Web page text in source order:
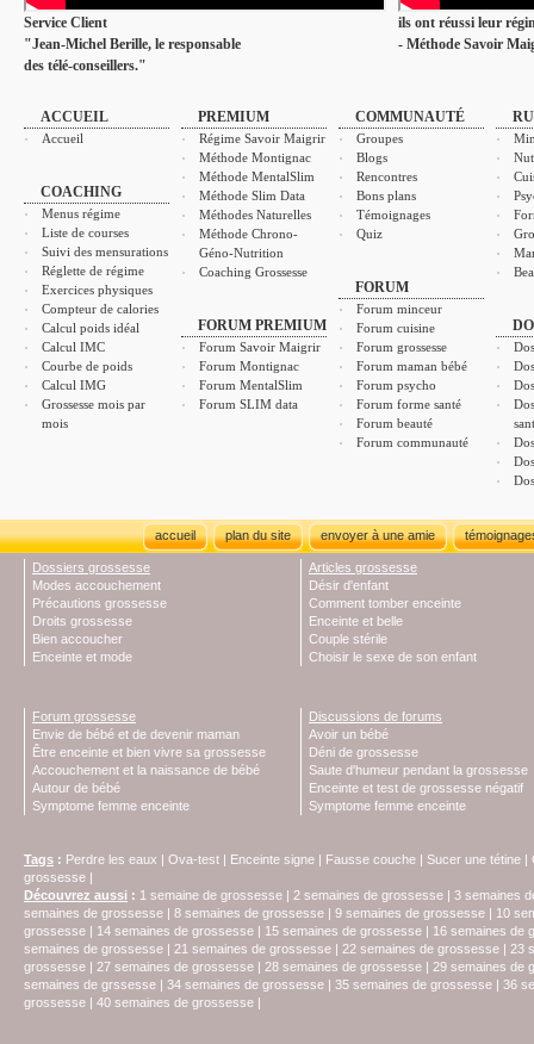
Service Client
"Jean-Michel Berille, le responsable
des télé-conseillers."
ils ont réussi leur
- Méthode Savoir
ACCUEIL
Accueil
COACHING
Menus régime
Liste de courses
Suivi des mensurations
Réglette de régime
Exercices physiques
Compteur de calories
Calcul poids idéal
Calcul IMC
Courbe de poids
Calcul IMG
Grossesse mois par
mois
PREMIUM
Régime Savoir Maigrir
Méthode Montignac
Méthode MentalSlim
Méthode Slim Data
Méthodes Naturelles
Méthode Chrono-
Géno-Nutrition
Coaching Grossesse
FORUM PREMIUM
Forum Savoir Maigrir
Forum Montignac
Forum MentalSlim
Forum SLIM data
COMMUNAUTÉ
Groupes
Blogs
Rencontres
Bons plans
Témoignages
Quiz
FORUM
Forum minceur
Forum cuisine
Forum grossesse
Forum maman bébé
Forum psycho
Forum forme santé
Forum beauté
Forum communauté
accueil plan du site envoyer à une amie
Dossiers grossesse
Modes accouchement
Précautions grossesse
Droits grossesse
Bien accoucher
Enceinte et mode
Articles grossesse
Désir d'enfant
Comment tomber enceinte
Enceinte et belle
Couple stérile
Choisir le sexe de son enfant
Forum grossesse
Envie de bébé et de devenir maman
Être enceinte et bien vivre sa grossesse
Accouchement et la naissance de bébé
Autour de bébé
Symptome femme enceinte
Discussions de forums
Avoir un bébé
Déni de grossesse
Saute d'humeur pendant la grossesse
Enceinte et test de grossesse négatif
Symptome femme enceinte
Tags : Perdre les eaux | Ova-test | Enceinte signe | Fausse couche | Sucer une tétine |
grossesse |
Découvrez aussi : 1 semaine de grossesse | 2 semaines de grossesse | 3 semaines
semaines de grossesse | 8 semaines de grossesse | 9 semaines de grossesse | 10
grossesse | 14 semaines de grossesse | 15 semaines de grossesse | 16 semaines de
semaines de grossesse | 21 semaines de grossesse | 22 semaines de grossesse | 23
grossesse | 27 semaines de grossesse | 28 semaines de grossesse | 29 semaines de
semaines de grssesse | 34 semaines de grossesse | 35 semaines de grossesse | 36
grossesse | 40 semaines de grossesse |